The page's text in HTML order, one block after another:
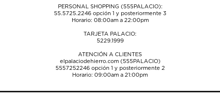
PERSONAL SHOPPING (555PALACIO):
55.5725.2246opción 1 y posteriormente 3
Horario: 08:00am a 22:00pm
TARJETA PALACIO:
5229.1999
ATENCIÓN A CLIENTES
elpalaciodehierro.com (555PALACIO)
5557252246opción 1 y posteriormente 2
Horario: 09:00am a 21:00pm